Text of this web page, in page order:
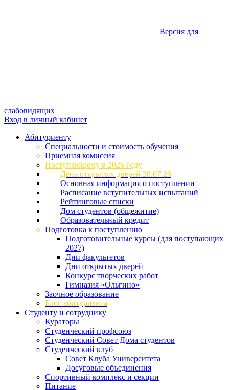
Версия для
слабовидящих
Вход в личный кабинет
Абитуриенту
Специальности и стоимость обучения
Приемная комиссия
Поступающему в 2026 году
День открытых дверей 28.07.26
Основная информация о поступлении
Расписание вступительных испытаний
Рейтинговые списки
Дом студентов (общежитие)
Образовательный кредит
Подготовка к поступлению
Подготовительные курсы (для поступающих
2027)
Дни факультетов
Дни открытых дверей
Конкурс творческих работ
Гимназия «Ольгино»
Заочное образование
Блог абитуриента
Студенту и сотруднику
Кураторы
Студенческий профсоюз
Студенческий Совет Дома студентов
Студенческий клуб
Совет Клуба Университета
Досуговые объединения
Спортивный комплекс и секции
Питание